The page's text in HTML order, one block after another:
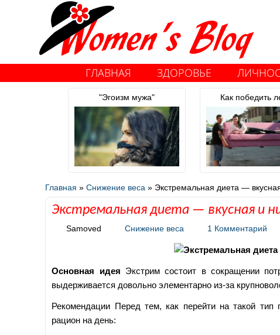
ГЛАВНАЯ ЗДОРОВЬЕ
"Эгоизм мужа" Как победить
Главная »Снижение веса » Экстремальная диета —
Экстремальная диета — вкусная и
Samoved Снижение веса 1 Комментарий
Основная идея Экстрим состоит в сокращении
выдерживается довольно элементарно из-за
Рекомендации Перед тем, как перейти на такой
рацион на день: